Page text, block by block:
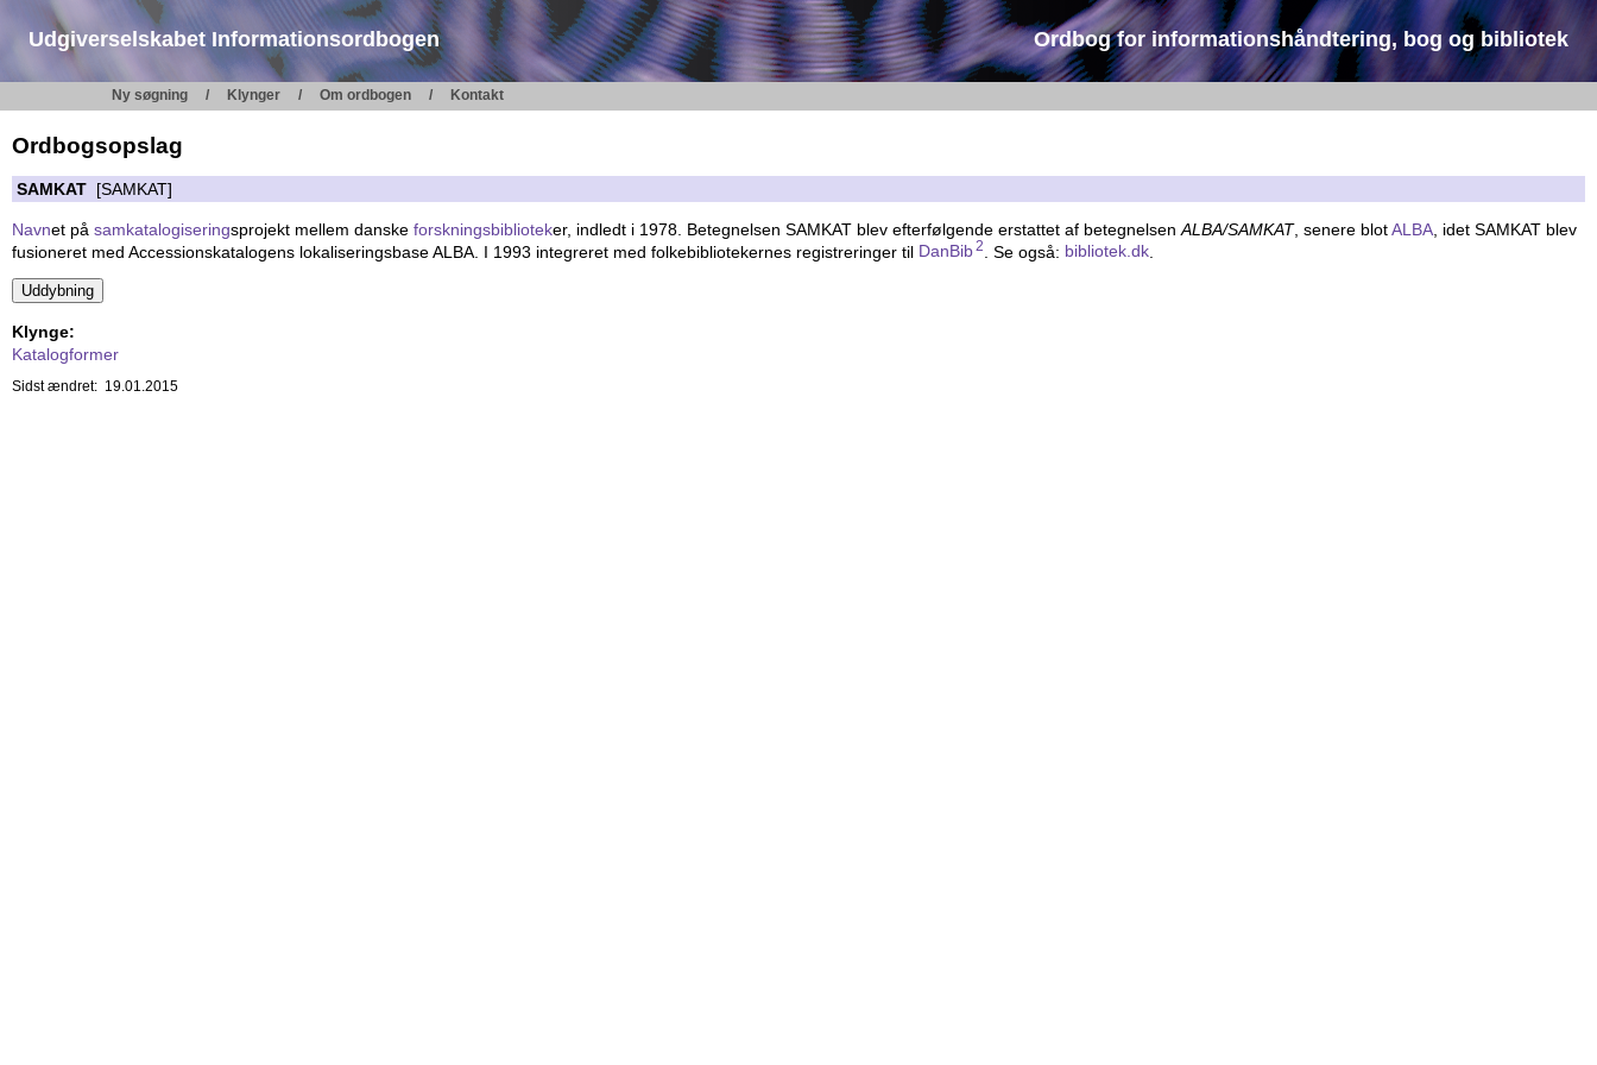
Udgiverselskabet Informationsordbogen Ordbog for informationshåndtering, bog og bibliotek
Ny søgning Klynger Om ordbogen Kontakt
Ordbogsopslag
SAMKAT [SAMKAT]
Navnet på samkatalogiseringsprojekt mellem danske forskningsbiblioteker, indledt i 1978. Betegnelsen SAMKAT blev efterfølgende erstattet af betegnelsen ALBA/SAMKAT, senere blotALBA , idet SAMKAT blev
fusioneret med Accessionskatalogens lokaliseringsbase ALBA. I 1993 integreret med folkebibliotekernes registreringer til DanBib2 . Se også: bibliotek.dk
Klynge:
Katalogformer
Sidst ændret: 19.01.2015